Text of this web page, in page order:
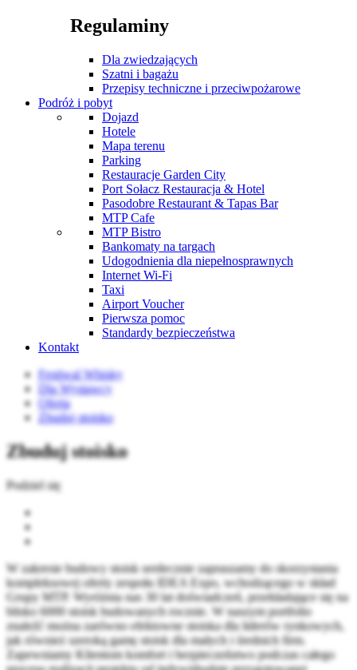
Regulaminy
Dla zwiedzających
Szatni i bagażu
Przepisy techniczne i przeciwpożarowe
Podróż i pobyt
Dojazd
Hotele
Mapa terenu
Parking
Restauracje Garden City
Port Sołacz Restauracja & Hotel
Pasodobre Restaurant & Tapas Bar
MTP Cafe
MTP Bistro
Bankomaty na targach
Udogodnienia dla niepełnosprawnych
Internet Wi-Fi
Taxi
Airport Voucher
Pierwsza pomoc
Standardy bezpieczeństwa
Kontakt
Festiwal Whisky
Dla Wystawcy
Oferta
Zbuduj stoisko
Zbuduj stoisko
Podziel się
W zakresie budowy stoisk serdecznie zapraszamy do skorzystania
kompleksowej oferty zespołu IDEA Expo, wchodzącego w skład
Grupy MTP. Wyróżnia nas 30 lat doświadczeń, przekładające się na
blisko 6000 stoisk budowanych rocznie. W naszym portfolio
znaleźć można zarówno efektowne stoiska dla liderów rynkowych,
jak również szeroką gamę stoisk dla małych i średnich firm.
Zapewniamy Klientom komfort i bezpieczeństwo podczas całego